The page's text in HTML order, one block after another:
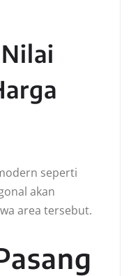
seperti
akan
area tersebut.